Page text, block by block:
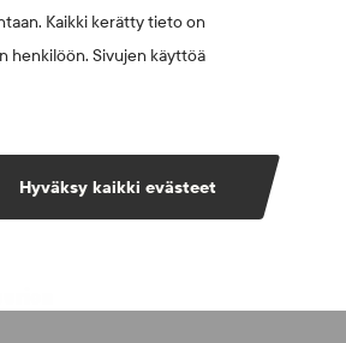
Kaikki kerätty tieto on
henkilöön. Sivujen käyttöä
Hyväksy kaikki evästeet